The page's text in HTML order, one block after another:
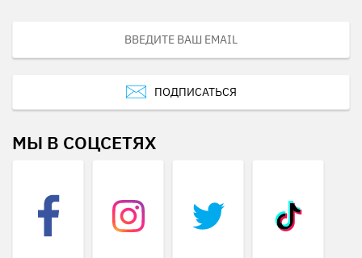
ПОДПИСАТЬСЯ
МЫ В СОЦСЕТЯХ